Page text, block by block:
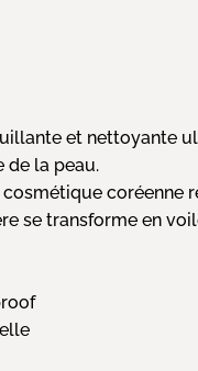
et nettoyante
de la peau.
se transforme en